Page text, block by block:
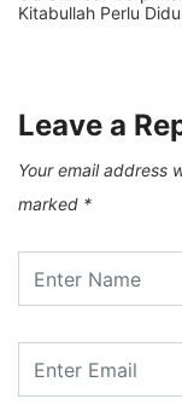
Kitabullah Perlu
Leave a
Your email address
marked *